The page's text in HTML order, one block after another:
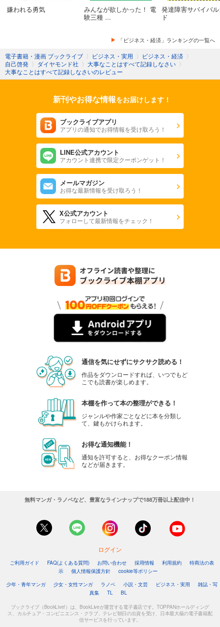
嫌われる勇気
みんなが欲しかった！ 電
験三種 ...
発達障害サバイバ
ド
「ビジネス・経済」ランキングの一覧へ
電子書籍・漫画 ブックライブ 〉 ビジネス・実用 〉 ビジネス・経済 〉
自己啓発 〉 ダイヤモンド社 〉 大事なことはすべて記録しなさい 〉
大事なことはすべて記録しなさいのレビュー
新刊やお得な情報をお届けします！
ブックライブアプリ
アプリの通知でお得情報を受け取ろう！
LINE公式アカウント
アカウント連携で限定クーポンゲット！
メールマガジン
お得な最新情報を受け取ろう！
X公式アカウント
フォローして最新情報をチェック！
通信を気にせずにサクサク読める！
作品をダウンロードすれば、いつでもど
こでも読書が楽しめます。
本棚を作って本の整理ができる！
ジャンルや作家ごとなどに本を分類し
て、鍵もかけられます。
お得な通知機能！
通知を許可すると、お得なクーポン情報
などが届きます。
無料マンガ・ラノベなど、豊富なラインナップで188万冊以上配信中！
ログイン
ご利用ガイド FAQ(よくある質問) お問い合わせ 採用情報 利用規約
特商法の表
示
個人情報保護方針
cookie等ポリシー
少年・青年マンガ
少女・女性マンガ ラノベ 小説・文芸 ビジネス・実用
雑誌・写
真集
TL BL
ブックライブ（BookLive!）は、BookLiveが運営する電子書店です。TOPPANホールディング
ス、カルチュア・コンビニエンス・クラブ、テレビ朝日の出資を受け、日本最大級の電子書籍配
信サービスを行っています。